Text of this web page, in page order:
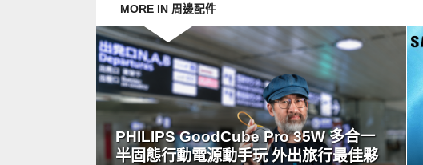
MORE IN 周邊配件
PHILIPS GoodCube Pro 35W 多合一
半固態行動電源動手玩 外出旅行最佳夥
READ
MORE